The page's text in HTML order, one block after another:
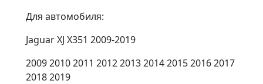
Для автомобиля:
Jaguar XJ X351 2009-2019
2009 2010 2011 2012 2013 2014 2015 2016 2017
2018 2019